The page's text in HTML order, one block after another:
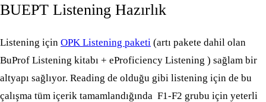
BUEPT Listening Hazırlık
Listening için OPK Listening paketi (artı pakete dahil olan
BuProf Listening kitabı + eProficiency Listening ) sağlam bir
altyapı sağlıyor. Reading de olduğu gibi listening için de bu
çalışma tüm içerik tamamlandığında F1-F2 grubu için yeterli